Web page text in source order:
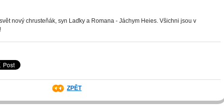
nový chrusteňák, syn Laďky a Romana - Jáchym Heies. Všichni jsou v
ZPĚT